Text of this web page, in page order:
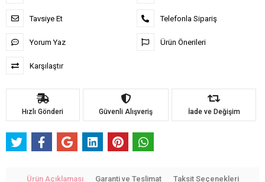
Tavsiye Et
Yorum Yaz
Karşılaştır
Telefonla Sipariş
Ürün Önerileri
Hızlı Gönderi Güvenli Alışveriş İade ve Değişim
Ürün Açıklaması Garanti ve Teslimat Taksit Seçenekleri